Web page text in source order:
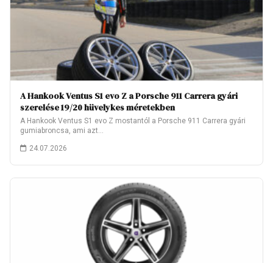
A Hankook Ventus S1 evo Z a Porsche 911 Carrera gyári
szerelése 19/20 hüvelykes méretekben
A Hankook Ventus S1 evo Z mostantól a Porsche 911 Carrera gyári
gumiabroncsa, ami azt…
24.07.2026